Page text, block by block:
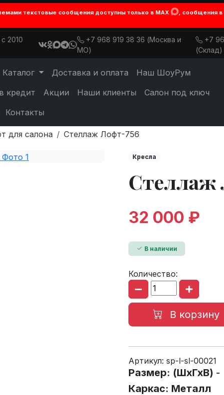
текстовые сообщения доступны только в MAX
, сообщения
2010
+7 968 919 38 36 (Москва и
МО)
+7
(Склад)
Каталог Доставка и оплата
Наш ШоуРум
кредит
Акции Наши клиенты
Салон под ключ
Контакты
для салона Стеллаж Лофт-756
Кресла
Стеллаж
32 000 ₽
В наличии
Количество:
В корзину
Артикул: sp-l-sl-00021
Размер: (ШхГхВ) -
Каркас: Металл